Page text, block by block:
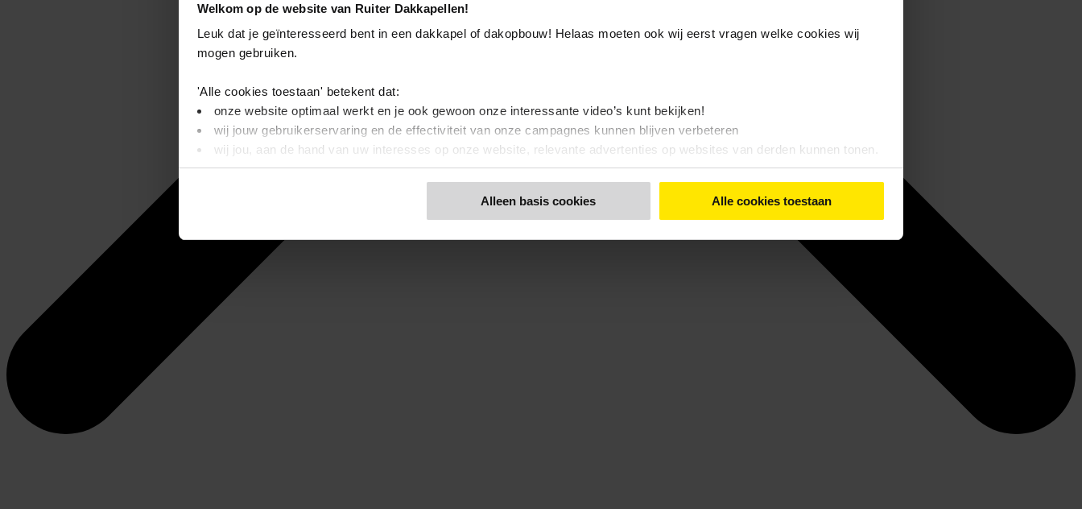
Welkom op de website van Ruiter Dakkapellen!
Leuk dat je geïnteresseerd bent in een dakkapel of dakopbouw! Helaas moeten ook wij eerst vragen welke cookies wij
mogen gebruiken.
'Alle cookies toestaan' betekent dat:
onze website optimaal werkt en je ook gewoon onze interessante video’s kunt bekijken!
wij jouw gebruikerservaring en de effectiviteit van onze campagnes kunnen blijven verbeteren
wij jou, aan de hand van uw interesses op onze website, relevante advertenties op websites van derden kunnen tonen.
je onze video’s niet kunt bekijken, zonde toch…?
Dit bericht verdwijnt zodra u een keuze maakt. Via de knop 'Details tonen' en de pagina '
' vindt u meer
informatie. Op deze pagina kunt u ook uw keuze aanpassen.
Alleen basis cookies Alle cookies toestaan